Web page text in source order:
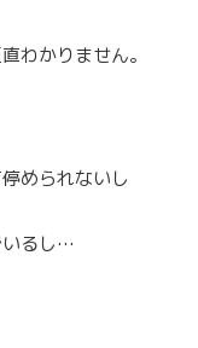
わかりません。
められないし
いるし…